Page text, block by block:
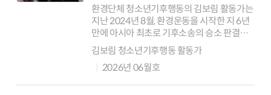
환경단체 청소년기후행동의 김보림 활동가는
지난 2024년 8월, 환경운동을 시작한 지 6년
만에 아시아 최초로 기후소송의 승소 판결을
받아 들었다. 헌법재판소가
청소년기후행동이 2020년 제기한 청소년
기후소송을 비롯해 2021년의 시민 기후소송,
김보림 청소년기후행동 활동가
2026년 06월호